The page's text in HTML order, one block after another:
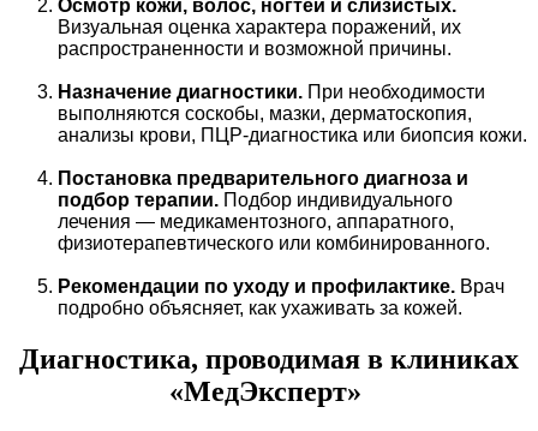
Осмотр кожи, волос, ногтей и слизистых.
Визуальная оценка характера поражений, их
распространенности и возможной причины.
Назначение диагностики. При необходимости
выполняются соскобы, мазки, дерматоскопия,
анализы крови, ПЦР-диагностика или биопсия кожи.
Постановка предварительного диагноза и
подбор терапии. Подбор индивидуального
лечения — медикаментозного, аппаратного,
физиотерапевтического или комбинированного.
Рекомендации по уходу и профилактике. Врач
подробно объясняет, как ухаживать за кожей.
Диагностика, проводимая в клиниках
«МедЭксперт»